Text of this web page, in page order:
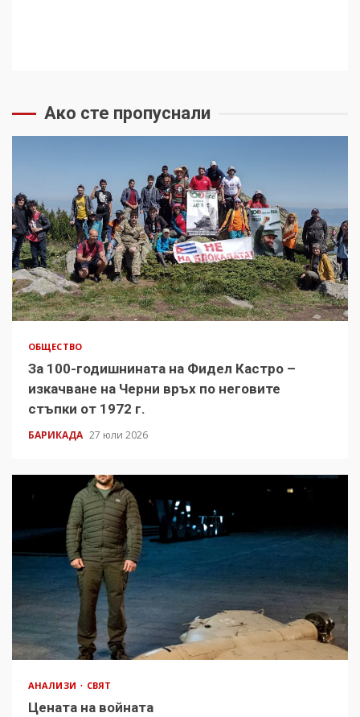
Ако сте пропуснали
ОБЩЕСТВО
За 100-годишнината на Фидел Кастро –
изкачване на Черни връх по неговите
стъпки от 1972 г.
БАРИКАДА 27 юли 2026
АНАЛИЗИ СВЯТ
Цената на войната